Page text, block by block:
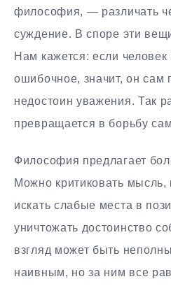
философия, — различать
суждение. В споре эти
Нам кажется: если человек
ошибочное, значит, он сам
недостоин уважения. Так
превращается в борьбу
Философия предлагает
Можно критиковать мысль,
искать слабые места в
уничтожать достоинство
взгляд может быть
наивным, но за ним все